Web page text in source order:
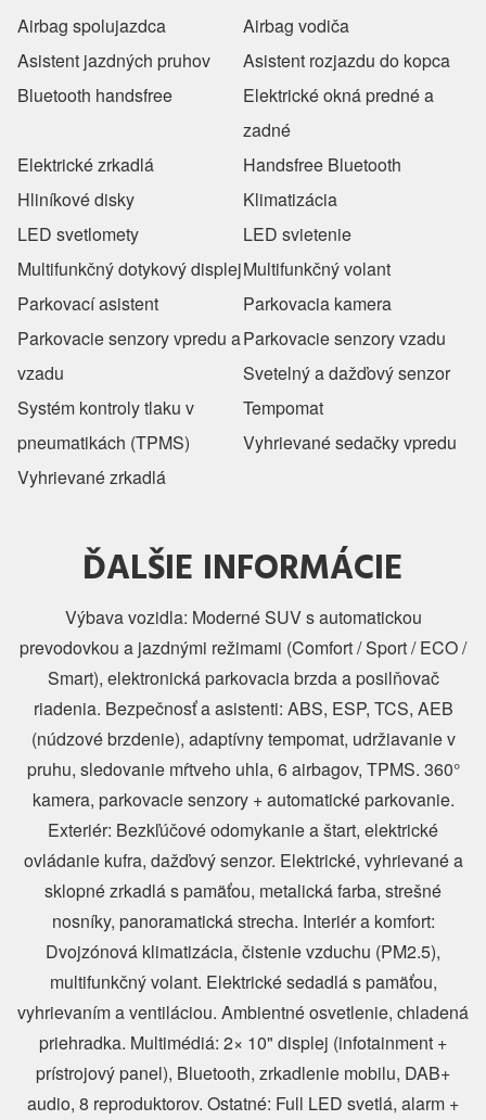
Airbag spolujazdca
Airbag vodiča
Asistent jazdných pruhov
Asistent rozjazdu do kopca
Bluetooth handsfree
Elektrické okná predné a
zadné
Elektrické zrkadlá
Handsfree Bluetooth
Hliníkové disky
Klimatizácia
LED svetlomety
LED svietenie
Multifunkčný dotykový displejMultifunkčný volant
Parkovací asistent
Parkovacia kamera
Parkovacie senzory vpredu a
vzadu
Parkovacie senzory vzadu
Svetelný a dažďový senzor
Systém kontroly tlaku v
pneumatikách (TPMS)
Tempomat
Vyhrievané sedačky vpredu
Vyhrievané zrkadlá
ĎALŠIE INFORMÁCIE
Výbava vozidla: Moderné SUV s automatickou
prevodovkou a jazdnými režimami (Comfort / Sport / ECO /
Smart), elektronická parkovacia brzda a posilňovač
riadenia. Bezpečnosť a asistenti: ABS, ESP, TCS, AEB
(núdzové brzdenie), adaptívny tempomat, udržiavanie v
pruhu, sledovanie mŕtveho uhla, 6 airbagov, TPMS. 360°
kamera, parkovacie senzory + automatické parkovanie.
Exteriér: Bezkľúčové odomykanie a štart, elektrické
ovládanie kufra, dažďový senzor. Elektrické, vyhrievané a
sklopné zrkadlá s pamäťou, metalická farba, strešné
nosníky, panoramatická strecha. Interiér a komfort:
Dvojzónová klimatizácia, čistenie vzduchu (PM2.5),
multifunkčný volant. Elektrické sedadlá s pamäťou,
vyhrievaním a ventiláciou. Ambientné osvetlenie, chladená
priehradka. Multimédiá: 2× 10" displej (infotainment +
prístrojový panel), Bluetooth, zrkadlenie mobilu, DAB+
audio, 8 reproduktorov. Ostatné: Full LED svetlá, alarm +